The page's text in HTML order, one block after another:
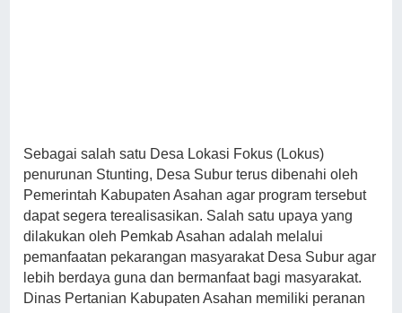
Sebagai salah satu Desa Lokasi Fokus (Lokus)
penurunan Stunting, Desa Subur terus dibenahi oleh
Pemerintah Kabupaten Asahan agar program tersebut
dapat segera terealisasikan. Salah satu upaya yang
dilakukan oleh Pemkab Asahan adalah melalui
pemanfaatan pekarangan masyarakat Desa Subur agar
lebih berdaya guna dan bermanfaat bagi masyarakat.
Dinas Pertanian Kabupaten Asahan memiliki peranan